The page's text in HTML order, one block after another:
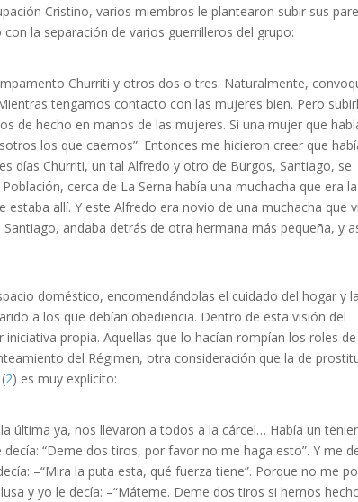
Cristino, varios miembros le plantearon subir sus
la separación de varios guerrilleros del grupo:
Churriti y otros dos o tres. Naturalmente,
tengamos contacto con las mujeres bien. Pero
de hecho en manos de las mujeres. Si una mujer que
los que caemos”. Entonces me hicieron creer que
días Churriti, un tal Alfredo y otro de Burgos, Santiago, se
cerca de La Serna había una muchacha que era la
allí. Y este Alfredo era novio de una muchacha que
andaba detrás de otra hermana más pequeña, y
doméstico, encomendándolas el cuidado del hogar y la
a los que debían obediencia. Dentro de esta visión del
propia. Aquellas que lo hacían rompían los roles de
del Régimen, otra consideración que la de
2) es muy explícito:
última ya, nos llevaron a todos a la cárcel… Había un
“Deme dos tiros, por favor no me haga esto”. Y me
–“Mira la puta esta, qué fuerza tiene”. Porque no me
y yo le decía: –“Máteme. Deme dos tiros si hemos